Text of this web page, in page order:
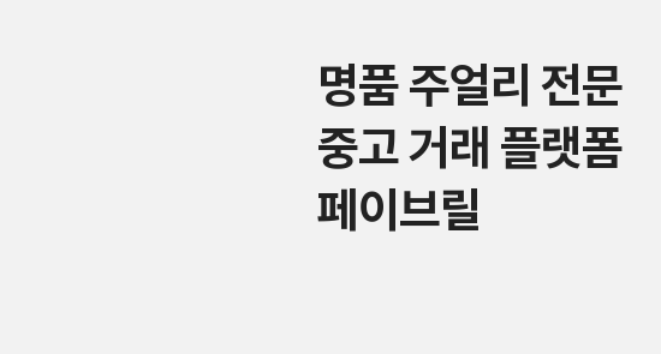
명품 주얼리 전문
중고 거래 플랫폼
페이브릴